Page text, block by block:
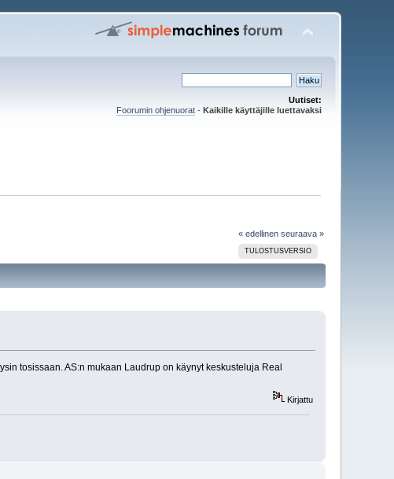
Uutiset:
Foorumin ohjenuorat- Kaikille käyttäjille luettavaksi
« edellinen seuraava »
TULOSTUSVERSIO
tosissaan. AS:n mukaan Laudrup on käynyt keskusteluja Real
Kirjattu